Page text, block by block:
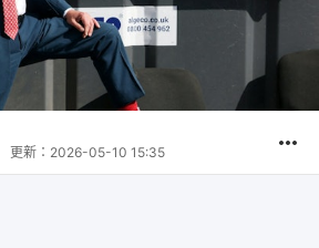
更新： 2026-05-10 15:35